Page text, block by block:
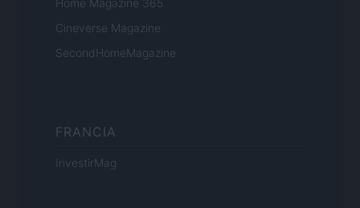
Home Magazine 365
Cineverse Magazine
SecondHomeMagazine
FRANCIA
InvestirMag